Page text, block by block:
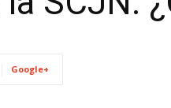
Google+